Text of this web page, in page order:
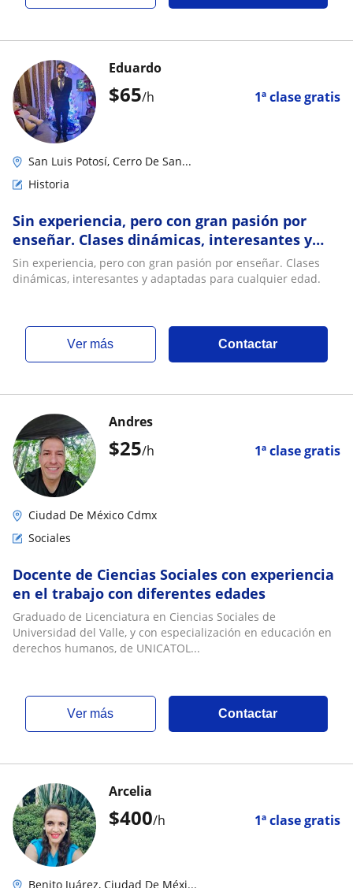
$65/h 1ª clase gratis
Eduardo
San Luis Potosí, Cerro De San...
Historia
Sin experiencia, pero con gran pasión por
enseñar. Clases dinámicas, interesantes y
adaptadas para cualquier edad
Sin experiencia, pero con gran pasión por enseñar. Clases
dinámicas, interesantes y adaptadas para cualquier edad.
ver más Contactar
$25/h 1ª clase gratis
Andres
Ciudad De México Cdmx
Sociales
Docente de Ciencias Sociales con experiencia
en el trabajo con diferentes edades
Graduado de Licenciatura en Ciencias Sociales de
Universidad del Valle, y con especialización en educación en
derechos humanos, de UNICATOL...
ver más Contactar
$400/h 1ª clase gratis
Arcelia
Benito Juárez, Ciudad De Méxi...